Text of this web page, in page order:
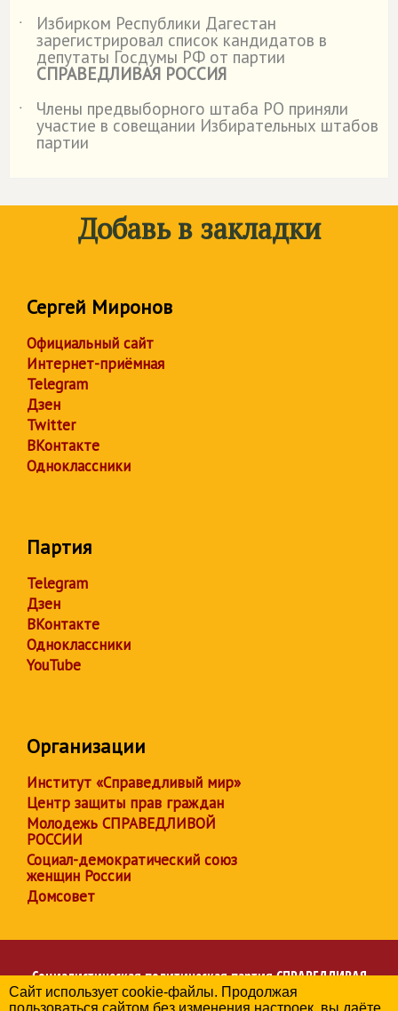
˙
Избирком Республики Дагестан
зарегистрировал список кандидатов в
депутаты Госдумы РФ от партии
СПРАВЕДЛИВАЯ РОССИЯ
˙
Члены предвыборного штаба РО приняли
участие в совещании Избирательных штабов
партии
Добавь в закладки
Сергей Миронов
Официальный сайт
Интернет-приёмная
Telegram
Дзен
Twitter
ВКонтакте
Одноклассники
Партия
Telegram
Дзен
ВКонтакте
Одноклассники
YouTube
Организации
Институт «Справедливый мир»
Центр защиты прав граждан
Молодежь СПРАВЕДЛИВОЙ
РОССИИ
Социал-демократический союз
женщин России
Домсовет
Социалистическая политическая партияСПРАВЕДЛИВАЯ
РОССИЯ
Сайт использует cookie-файлы. Продолжая
пользоваться сайтом без изменения настроек, вы даёте